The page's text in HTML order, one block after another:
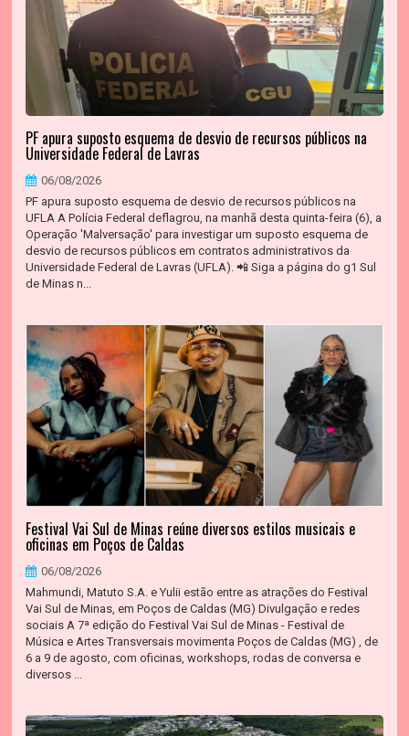
PF apura suposto esquema de desvio de recursos públicos na
Universidade Federal de Lavras
06/08/2026
PF apura suposto esquema de desvio de recursos públicos na
UFLA A Polícia Federal deflagrou, na manhã desta quinta-feira (6), a
Operação 'Malversação' para investigar um suposto esquema de
desvio de recursos públicos em contratos administrativos da
Universidade Federal de Lavras (UFLA). 📲 Siga a página do g1 Sul
de Minas n...
Festival Vai Sul de Minas reúne diversos estilos musicais e
oficinas em Poços de Caldas
06/08/2026
Mahmundi, Matuto S.A. e Yulii estão entre as atrações do Festival
Vai Sul de Minas, em Poços de Caldas (MG) Divulgação e redes
sociais A 7ª edição do Festival Vai Sul de Minas - Festival de
Música e Artes Transversais movimenta Poços de Caldas (MG) , de
6 a 9 de agosto, com oficinas, workshops, rodas de conversa e
diversos ...